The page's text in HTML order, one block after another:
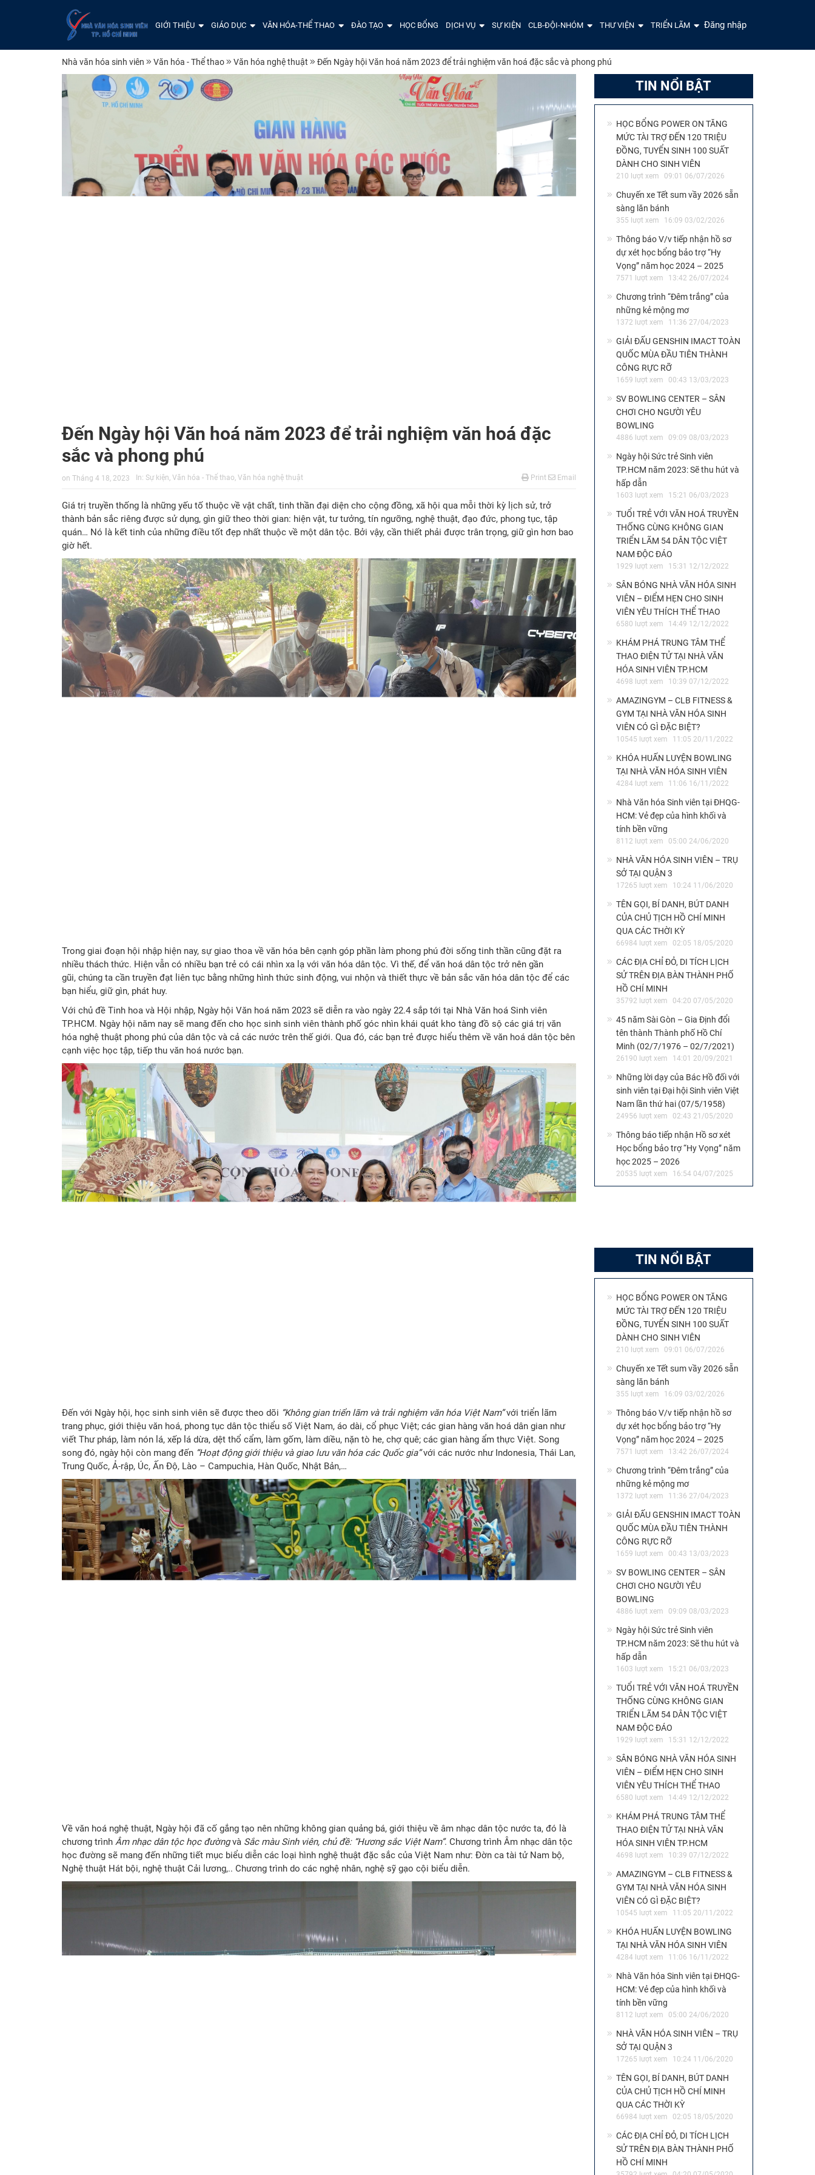
GIỚI THIỆU GIÁO DỤC VĂN HÓA-THỂ THAO ĐÀO TẠO HỌC BỔNG DỊCH VỤ SỰ KIỆN CLB-ĐỘI-NHÓM THƯ VIỆN TRIỂN LÃM Đăng nhập
Nhà văn hóa sinh viên Văn hóa - Thể thao Văn hóa nghệ thuật Đến Ngày hội Văn hoá năm 2023 để trải nghiệm văn hoá đặc sắc và phong phú
Đến Ngày hội Văn hoá năm 2023 để trải nghiệm văn hoá đặc
sắc và phong phú
on Tháng 4 18, 2023 In: Sự kiện, Văn hóa - Thể thao, Văn hóa nghệ thuật Print Email
Giá trị truyền thống là những yếu tố thuộc về vật chất, tinh thần đại diện cho cộng đồng, xã hội qua mỗi thời kỳ lịch sử, trở
thành bản sắc riêng được sử dụng, gìn giữ theo thời gian: hiện vật, tư tưởng, tín ngưỡng, nghệ thuật, đạo đức, phong tục, tập
quán… Nó là kết tinh của những điều tốt đẹp nhất thuộc về một dân tộc. Bởi vậy, cần thiết phải được trân trọng, giữ gìn hơn bao
giờ hết.
Trong giai đoạn hội nhập hiện nay, sự giao thoa về văn hóa bên cạnh góp phần làm phong phú đời sống tinh thần cũng đặt ra
nhiều thách thức. Hiện vẫn có nhiều bạn trẻ có cái nhìn xa lạ với văn hóa dân tộc. Vì thế, để văn hoá dân tộc trở nên gần
gũi, chúng ta cần truyền đạt liên tục bằng những hình thức sinh động, vui nhộn và thiết thực về bản sắc văn hóa dân tộc để các
bạn hiểu, giữ gìn, phát huy.
Với chủ đề Tinh hoa và Hội nhập, Ngày hội Văn hoá năm 2023 sẽ diễn ra vào ngày 22.4 sắp tới tại Nhà Văn hoá Sinh viên
TP.HCM. Ngày hội năm nay sẽ mang đến cho học sinh sinh viên thành phố góc nhìn khái quát kho tàng đồ sộ các giá trị văn
hóa nghệ thuật phong phú của dân tộc và cả các nước trên thế giới. Qua đó, các bạn trẻ được hiểu thêm về văn hoá dân tộc bên
cạnh việc học tập, tiếp thu văn hoá nước bạn.
Đến với Ngày hội, học sinh sinh viên sẽ được theo dõi “Không gian triển lãm và trải nghiệm văn hóa Việt Nam”với triển lãm
trang phục, giới thiệu văn hoá, phong tục dân tộc thiểu số Việt Nam, áo dài, cổ phục Việt; các gian hàng văn hoá dân gian như
viết Thư pháp, làm nón lá, xếp lá dừa, dệt thổ cẩm, làm gốm, làm diều, nặn tò he, chợ quê; các gian hàng ẩm thực Việt. Song
song đó, ngày hội còn mang đến “Hoạt động giới thiệu và giao lưu văn hóa các Quốc gia”với các nước như Indonesia, Thái Lan,
Trung Quốc, Ả-rập, Úc, Ấn Độ, Lào – Campuchia, Hàn Quốc, Nhật Bản,…
Về văn hoá nghệ thuật, Ngày hội đã cố gắng tạo nên những không gian quảng bá, giới thiệu về âm nhạc dân tộc nước ta, đó là
chương trình Âm nhạc dân tộc học đườngvà Sắc màu Sinh viên, chủ đề: “Hương sắc Việt Nam”. Chương trình Âm nhạc dân tộc
học đường sẽ mang đến những tiết mục biểu diễn các loại hình nghệ thuật đặc sắc của Việt Nam như: Đờn ca tài tử Nam bộ,
Nghệ thuật Hát bội, nghệ thuật Cải lương,.. Chương trình do các nghệ nhân, nghệ sỹ gạo cội biểu diễn.
TIN NỔI BẬT
HỌC BỔNG POWER ON TĂNG
MỨC TÀI TRỢ ĐẾN 120 TRIỆU
ĐỒNG, TUYỂN SINH 100 SUẤT
DÀNH CHO SINH VIÊN
210 lượt xem 09:01 06/07/2026
Chuyến xe Tết sum vầy 2026 sẵn
sàng lăn bánh
355 lượt xem 16:09 03/02/2026
Thông báo V/v tiếp nhận hồ sơ
dự xét học bổng bảo trợ “Hy
Vọng” năm học 2024 – 2025
7571 lượt xem 13:42 26/07/2024
Chương trình “Đêm trắng” của
những kẻ mộng mơ
1372 lượt xem 11:36 27/04/2023
GIẢI ĐẤU GENSHIN IMACT TOÀN
QUỐC MÙA ĐẦU TIÊN THÀNH
CÔNG RỰC RỠ
1659 lượt xem 00:43 13/03/2023
SV BOWLING CENTER – SÂN
CHƠI CHO NGƯỜI YÊU
BOWLING
4886 lượt xem 09:09 08/03/2023
Ngày hội Sức trẻ Sinh viên
TP.HCM năm 2023: Sẽ thu hút và
hấp dẫn
1603 lượt xem 15:21 06/03/2023
TUỔI TRẺ VỚI VĂN HOÁ TRUYỀN
THỐNG CÙNG KHÔNG GIAN
TRIỂN LÃM 54 DÂN TỘC VIỆT
NAM ĐỘC ĐÁO
1929 lượt xem 15:31 12/12/2022
SÂN BÓNG NHÀ VĂN HÓA SINH
VIÊN – ĐIỂM HẸN CHO SINH
VIÊN YÊU THÍCH THỂ THAO
6580 lượt xem 14:49 12/12/2022
KHÁM PHÁ TRUNG TÂM THỂ
THAO ĐIỆN TỬ TẠI NHÀ VĂN
HÓA SINH VIÊN TP.HCM
4698 lượt xem 10:39 07/12/2022
AMAZINGYM – CLB FITNESS &
GYM TẠI NHÀ VĂN HÓA SINH
VIÊN CÓ GÌ ĐẶC BIỆT?
10545 lượt xem 11:05 20/11/2022
KHÓA HUẤN LUYỆN BOWLING
TẠI NHÀ VĂN HÓA SINH VIÊN
4284 lượt xem 11:06 16/11/2022
Nhà Văn hóa Sinh viên tại ĐHQG-
HCM: Vẻ đẹp của hình khối và
tính bền vững
8112 lượt xem 05:00 24/06/2020
NHÀ VĂN HÓA SINH VIÊN – TRỤ
SỞ TẠI QUẬN 3
17265 lượt xem 10:24 11/06/2020
TÊN GỌI, BÍ DANH, BÚT DANH
CỦA CHỦ TỊCH HỒ CHÍ MINH
QUA CÁC THỜI KỲ
66984 lượt xem 02:05 18/05/2020
CÁC ĐỊA CHỈ ĐỎ, DI TÍCH LỊCH
SỬ TRÊN ĐỊA BÀN THÀNH PHỐ
HỒ CHÍ MINH
35792 lượt xem 04:20 07/05/2020
45 năm Sài Gòn – Gia Định đổi
tên thành Thành phố Hồ Chí
Minh (02/7/1976 – 02/7/2021)
26190 lượt xem 14:01 20/09/2021
Những lời dạy của Bác Hồ đối với
sinh viên tại Đại hội Sinh viên Việt
Nam lần thứ hai (07/5/1958)
24956 lượt xem 02:43 21/05/2020
Thông báo tiếp nhận Hồ sơ xét
Học bổng bảo trợ “Hy Vọng” năm
học 2025 – 2026
20535 lượt xem 16:54 04/07/2025
TIN NỔI BẬT
HỌC BỔNG POWER ON TĂNG
MỨC TÀI TRỢ ĐẾN 120 TRIỆU
ĐỒNG, TUYỂN SINH 100 SUẤT
DÀNH CHO SINH VIÊN
210 lượt xem 09:01 06/07/2026
Chuyến xe Tết sum vầy 2026 sẵn
sàng lăn bánh
355 lượt xem 16:09 03/02/2026
Thông báo V/v tiếp nhận hồ sơ
dự xét học bổng bảo trợ “Hy
Vọng” năm học 2024 – 2025
7571 lượt xem 13:42 26/07/2024
Chương trình “Đêm trắng” của
những kẻ mộng mơ
1372 lượt xem 11:36 27/04/2023
GIẢI ĐẤU GENSHIN IMACT TOÀN
QUỐC MÙA ĐẦU TIÊN THÀNH
CÔNG RỰC RỠ
1659 lượt xem 00:43 13/03/2023
SV BOWLING CENTER – SÂN
CHƠI CHO NGƯỜI YÊU
BOWLING
4886 lượt xem 09:09 08/03/2023
Ngày hội Sức trẻ Sinh viên
TP.HCM năm 2023: Sẽ thu hút và
hấp dẫn
1603 lượt xem 15:21 06/03/2023
TUỔI TRẺ VỚI VĂN HOÁ TRUYỀN
THỐNG CÙNG KHÔNG GIAN
TRIỂN LÃM 54 DÂN TỘC VIỆT
NAM ĐỘC ĐÁO
1929 lượt xem 15:31 12/12/2022
SÂN BÓNG NHÀ VĂN HÓA SINH
VIÊN – ĐIỂM HẸN CHO SINH
VIÊN YÊU THÍCH THỂ THAO
6580 lượt xem 14:49 12/12/2022
KHÁM PHÁ TRUNG TÂM THỂ
THAO ĐIỆN TỬ TẠI NHÀ VĂN
HÓA SINH VIÊN TP.HCM
4698 lượt xem 10:39 07/12/2022
AMAZINGYM – CLB FITNESS &
GYM TẠI NHÀ VĂN HÓA SINH
VIÊN CÓ GÌ ĐẶC BIỆT?
10545 lượt xem 11:05 20/11/2022
KHÓA HUẤN LUYỆN BOWLING
TẠI NHÀ VĂN HÓA SINH VIÊN
4284 lượt xem 11:06 16/11/2022
Nhà Văn hóa Sinh viên tại ĐHQG-
HCM: Vẻ đẹp của hình khối và
tính bền vững
8112 lượt xem 05:00 24/06/2020
NHÀ VĂN HÓA SINH VIÊN – TRỤ
SỞ TẠI QUẬN 3
17265 lượt xem 10:24 11/06/2020
TÊN GỌI, BÍ DANH, BÚT DANH
CỦA CHỦ TỊCH HỒ CHÍ MINH
QUA CÁC THỜI KỲ
66984 lượt xem 02:05 18/05/2020
CÁC ĐỊA CHỈ ĐỎ, DI TÍCH LỊCH
SỬ TRÊN ĐỊA BÀN THÀNH PHỐ
HỒ CHÍ MINH